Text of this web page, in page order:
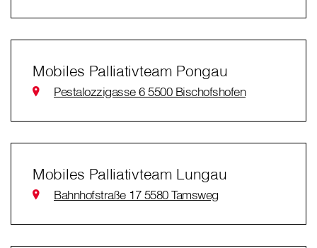
Mobiles Palliativteam Pongau
Pestalozzigasse 6 5500 Bischofshofen
Mobiles Palliativteam Lungau
Bahnhofstraße 17 5580 Tamsweg